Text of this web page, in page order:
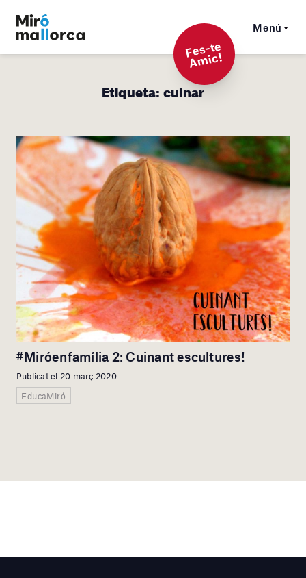
Menú
F
es-t
e
A
mi
c!
Etiqueta:cuinar
#Miróenfamília 2: Cuinant escultures!
Publicat el 20 març 2020
EducaMiró